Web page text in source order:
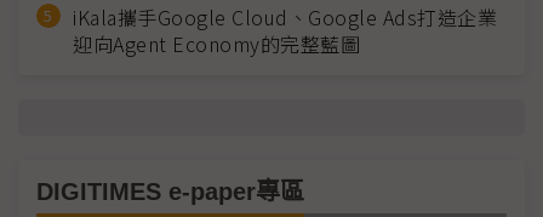
iKala攜手Google Cloud、Google Ads打造企業
迎向Agent Economy的完整藍圖
DIGITIMES e-paper專區